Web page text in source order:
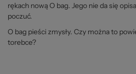
rękach nową O bag. Jego nie da się
poczuć.
O bag pieści zmysły. Czy można to
torebce?